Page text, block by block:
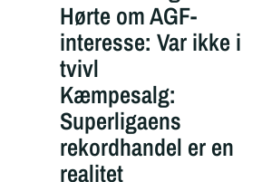
Hørte om AGF-
interesse: Var ikke i
tvivl
Kæmpesalg:
Superligaens
rekordhandel er en
realitet